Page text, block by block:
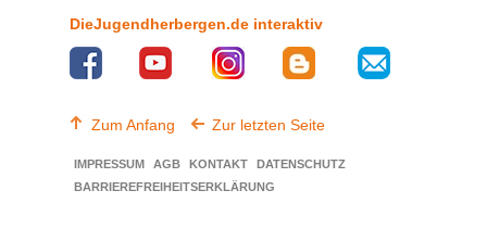
DieJugendherbergen.de interaktiv
Zum Anfang Zur letzten Seite
IMPRESSUM AGB KONTAKT
DATENSCHUTZ
BARRIEREFREIHEITSERKLÄRUNG